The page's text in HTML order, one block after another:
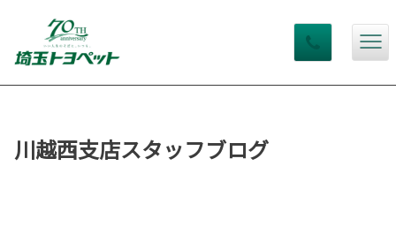
川越西支店スタッフブログ